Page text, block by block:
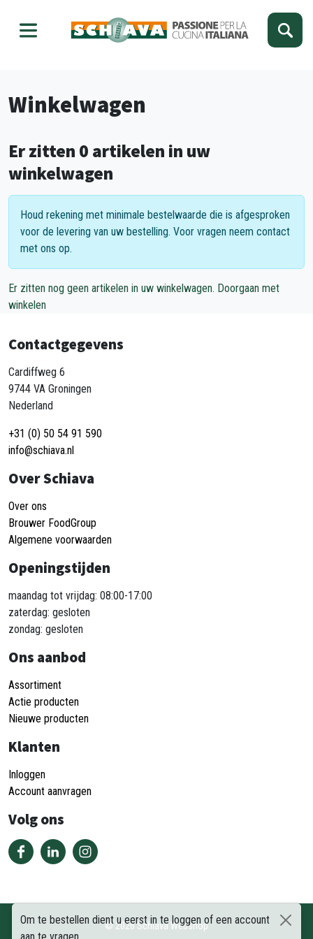
Winkelwagen
Er zitten 0 artikelen in uw
winkelwagen
Houd rekening met minimale bestelwaarde die is afgesproken
voor de levering van uw bestelling. Voor vragen neem contact
met ons op.
Er zitten nog geen artikelen in uw winkelwagen. Doorgaan met
winkelen
Om te bestellen dient u eerst in te loggen of een account
Contactgegevens
Cardiffweg 6
9744 VA Groningen
Nederland
+31 (0) 50 54 91 590
info@schiava.nl
Over Schiava
Over ons
Brouwer FoodGroup
Algemene voorwaarden
Openingstijden
maandag tot vrijdag: 08:00-17:00
zaterdag: gesloten
zondag: gesloten
Ons aanbod
Assortiment
Actie producten
Nieuwe producten
Klanten
Inloggen
Account aanvragen
Volg ons
©2026Schiava Webshop